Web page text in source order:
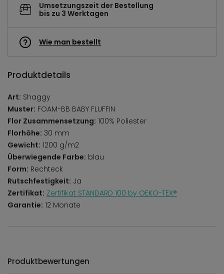
Umsetzungszeit der Bestellung
bis zu 3 Werktagen
Wie man bestellt
Produktdetails
Art: Shaggy
Muster: FOAM-BB BABY FLUFFIN
Flor Zusammensetzung: 100% Poliester
Florhöhe: 30 mm
Gewicht: 1200 g/m2
Überwiegende Farbe: blau
Form: Rechteck
Rutschfestigkeit: Ja
Zertifikat: Zertifikat STANDARD 100 by OEKO-TEX®
Garantie: 12 Monate
Produktbewertungen